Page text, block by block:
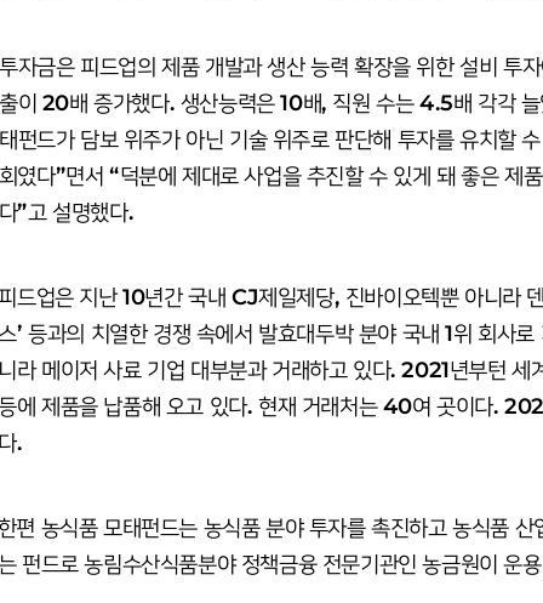
투자금은 피드업의 제품 개발과 생산 능력 확장을 위한 설비 투
출이 20배 증가했다. 생산능력은 10배, 직원 수는 4.5배 각각
펀드가 담보 위주가 아닌 기술 위주로 판단해 투자를 유치할
였다”면서 “덕분에 제대로 사업을 추진할 수 있게 돼 좋은 제
”고 설명했다.
드업은 지난 10년간 국내 CJ제일제당, 진바이오텍뿐 아니라 덴
’ 등과의 치열한 경쟁 속에서 발효대두박 분야 국내 1위 회사
라 메이저 사료 기업 대부분과 거래하고 있다. 2021년부턴 세
에 제품을 납품해 오고 있다. 현재 거래처는 40여 곳이다.
.
편 농식품 모태펀드는 농식품 분야 투자를 촉진하고 농식품
펀드로 농림수산식품분야 정책금융 전문기관인 농금원이 운